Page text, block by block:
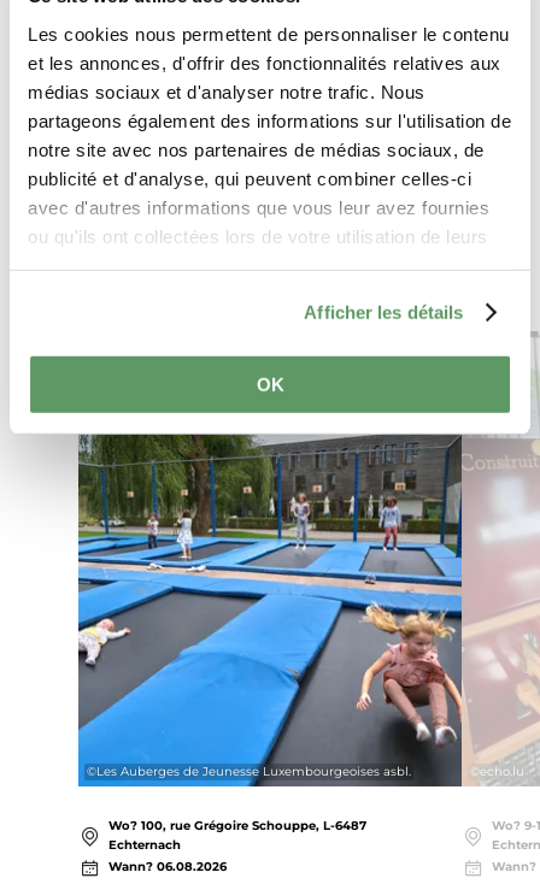
Les cookies nous permettent de personnaliser le contenu
et les annonces, d'offrir des fonctionnalités relatives aux
médias sociaux et d'analyser notre trafic. Nous
partageons également des informations sur l'utilisation de
notre site avec nos partenaires de médias sociaux, de
publicité et d'analyse, qui peuvent combiner celles-ci
avec d'autres informations que vous leur avez fournies
ou qu'ils ont collectées lors de votre utilisation de leurs
Afficher les détails
OK
Anreise planen
©Les Auberges de Jeunesse Luxembourgeoises asbl.
Wo? 100, rue Grégoire Schouppe, L-6487
Echternach
Wann? 06.08.2026
©echo.lu
Wo? 9-
Wann?